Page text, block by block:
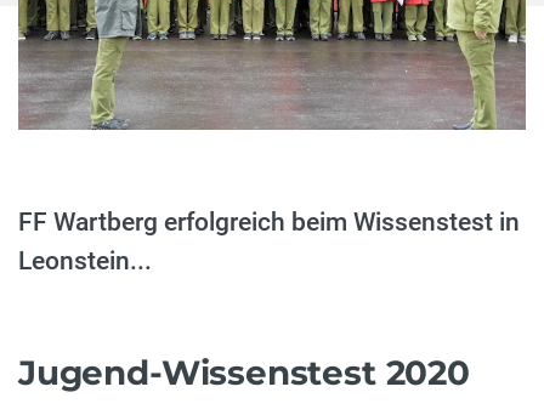
FF Wartberg erfolgreich beim Wissenstest in
Leonstein...
Jugend-Wissenstest 2020